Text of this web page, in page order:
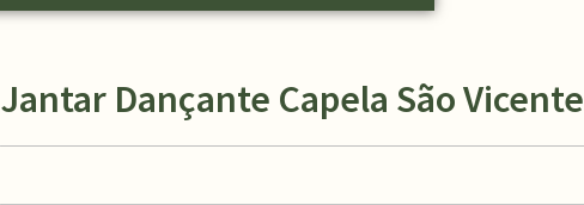
Jantar Dançante Capela São Vicente